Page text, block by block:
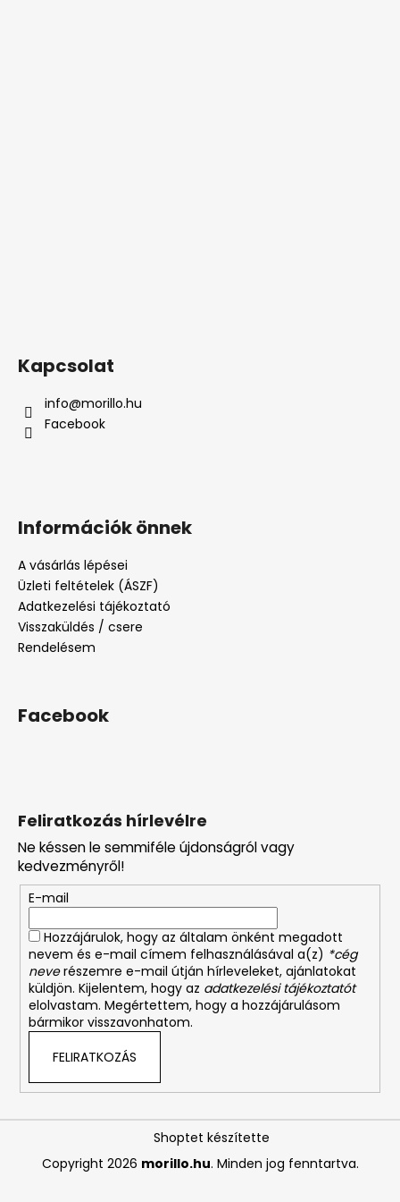
Feliratkozás hírlevélre
Ne késsen le semmiféle újdonságról vagy
kedvezményről!
E-mail
Hozzájárulok, hogy az általam önként megadott
nevem és e-mail címem felhasználásával a(z) *cég
neverészemre e-mail útján hírleveleket, ajánlatokat
küldjön. Kijelentem, hogy az adatkezelési tájékoztatót
elolvastam. Megértettem, hogy a hozzájárulásom
bármikor visszavonhatom.
FELIRATKOZÁS
Kapcsolat
info@morillo.hu
Facebook
Információk önnek
A vásárlás lépései
Üzleti feltételek (ÁSZF)
Adatkezelési tájékoztató
Visszaküldés / csere
Rendelésem
Facebook
Shoptet készítette
Copyright 2026 morillo.hu. Minden jog fenntartva.